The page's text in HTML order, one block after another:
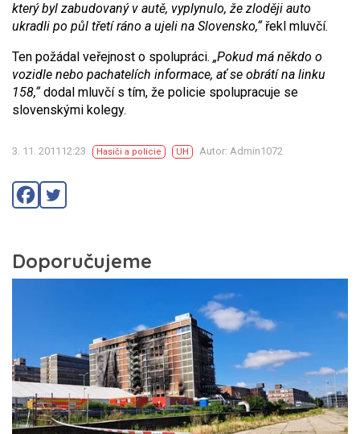
který byl zabudovaný v autě, vyplynulo, že zloději auto
ukradli po půl třetí ráno a ujeli na Slovensko,“řekl mluvčí.
Ten požádal veřejnost o spolupráci. „Pokud má někdo o
vozidle nebo pachatelích informace, ať se obrátí na linku
158,“dodal mluvčí s tím, že policie spolupracuje se
slovenskými kolegy.
3. 11. 201112:23 Hasiči a policie UH Autor: Admin1072